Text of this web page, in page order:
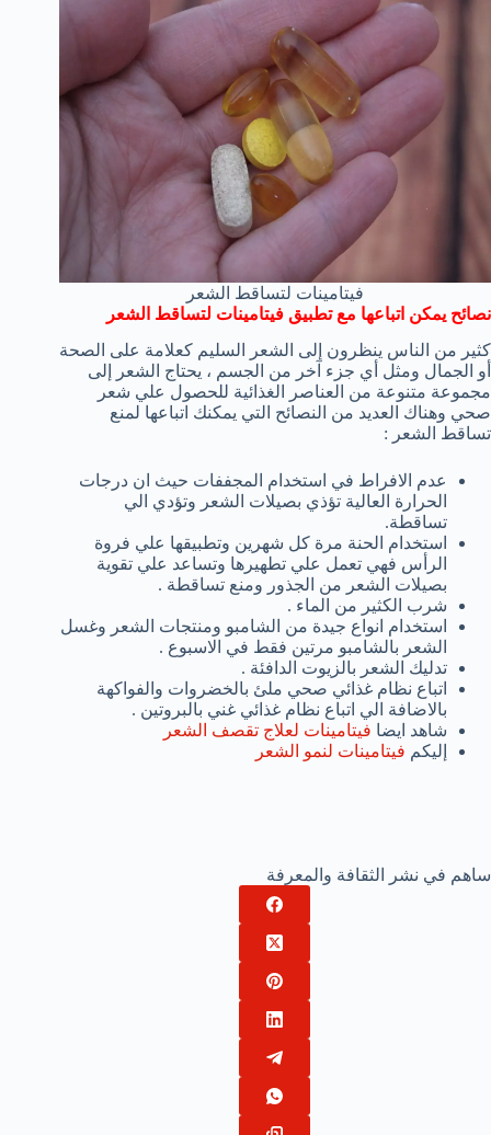
فيتامينات لتساقط الشعر
نصائح يمكن اتباعها مع تطبيق فيتامينات لتساقط الشعر
كثير من الناس ينظرون إلى الشعر السليم كعلامة على الصحة
أو الجمال ومثل أي جزء آخر من الجسم ، يحتاج الشعر إلى
مجموعة متنوعة من العناصر الغذائية للحصول علي شعر
صحي وهناك العديد من النصائح التي يمكنك اتباعها لمنع
تساقط الشعر :
عدم الافراط في استخدام المجففات حيث ان درجات
الحرارة العالية تؤذي بصيلات الشعر وتؤدي الي
تساقطة.
استخدام الحنة مرة كل شهرين وتطبيقها علي فروة
الرأس فهي تعمل علي تطهيرها وتساعد علي تقوية
بصيلات الشعر من الجذور ومنع تساقطة .
شرب الكثير من الماء .
استخدام انواع جيدة من الشامبو ومنتجات الشعر وغسل
الشعر بالشامبو مرتين فقط في الاسبوع .
تدليك الشعر بالزيوت الدافئة .
اتباع نظام غذائي صحي ملئ بالخضروات والفواكهة
بالاضافة الي اتباع نظام غذائي غني بالبروتين .
شاهد ايضا فيتامينات لعلاج تقصف الشعر
إليكم فيتامينات لنمو الشعر
ساهم في نشر الثقافة والمعرفة